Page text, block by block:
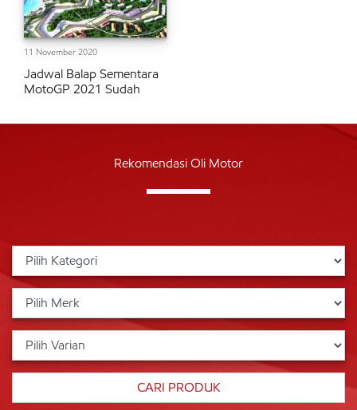
11 November 2020
Jadwal Balap Sementara
MotoGP 2021 Sudah
Rekomendasi Oli Motor